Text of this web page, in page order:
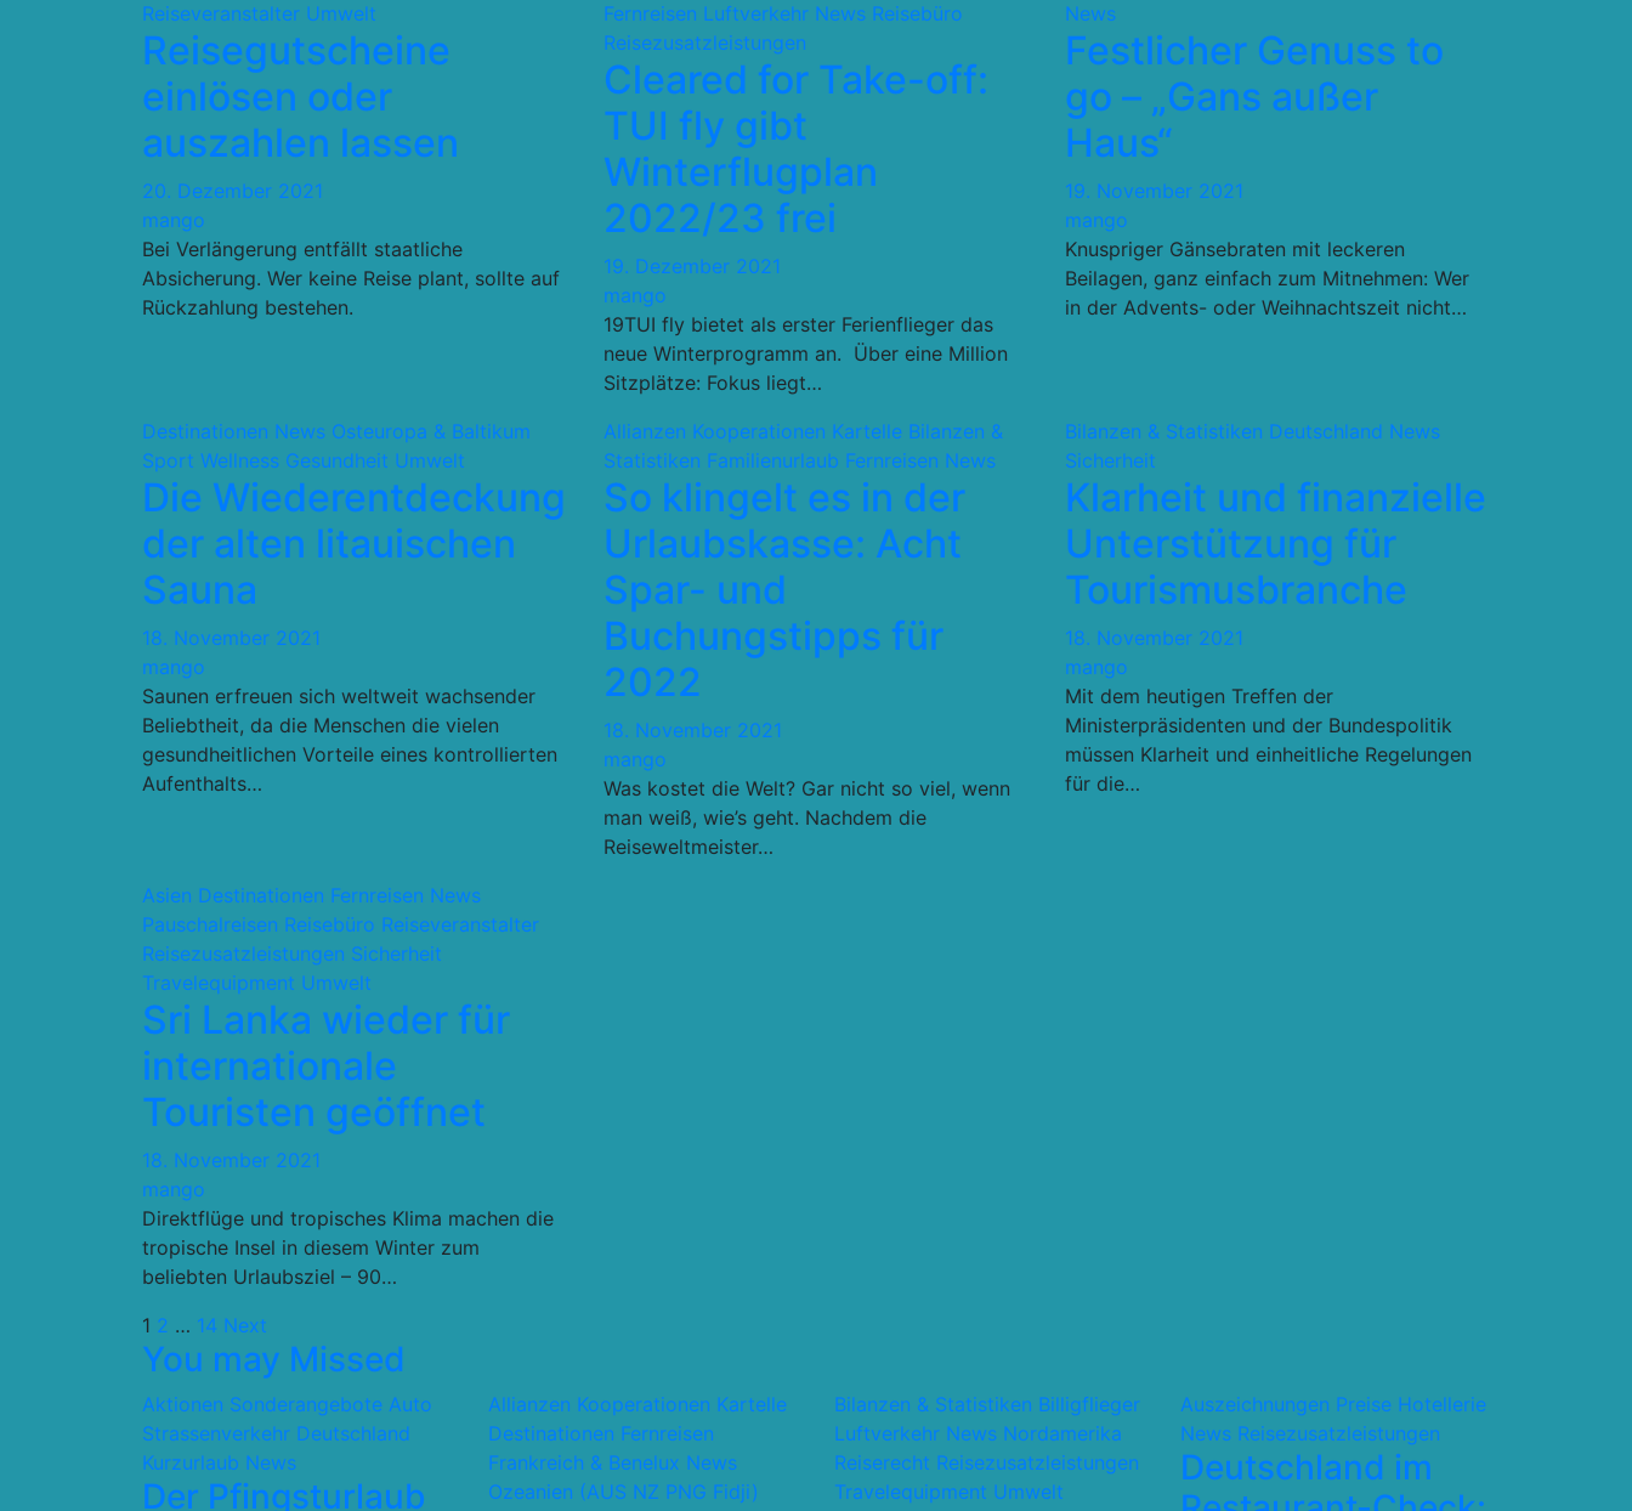
Reiseveranstalter Umwelt
Reisegutscheine
einlösen oder
auszahlen lassen
20. Dezember 2021
mango
Bei Verlängerung entfällt staatliche
Absicherung. Wer keine Reise plant, sollte auf
Rückzahlung bestehen.
Fernreisen Luftverkehr News Reisebüro
Reisezusatzleistungen
Cleared for Take-off:
TUI fly gibt
Winterflugplan
2022/23 frei
19. Dezember 2021
mango
19TUI fly bietet als erster Ferienflieger das
neue Winterprogramm an. Über eine Million
Sitzplätze: Fokus liegt…
News
Festlicher Genuss to
go – „Gans außer
Haus“
19. November 2021
mango
Knuspriger Gänsebraten mit leckeren
Beilagen, ganz einfach zum Mitnehmen: Wer
in der Advents- oder Weihnachtszeit nicht…
Destinationen News Osteuropa & Baltikum
Sport Wellness Gesundheit Umwelt
Die Wiederentdeckung
der alten litauischen
Sauna
18. November 2021
mango
Saunen erfreuen sich weltweit wachsender
Beliebtheit, da die Menschen die vielen
gesundheitlichen Vorteile eines kontrollierten
Aufenthalts…
Allianzen Kooperationen Kartelle Bilanzen &
Statistiken Familienurlaub Fernreisen News
So klingelt es in der
Urlaubskasse: Acht
Spar- und
Buchungstipps für
2022
18. November 2021
mango
Was kostet die Welt? Gar nicht so viel, wenn
man weiß, wie’s geht. Nachdem die
Reiseweltmeister…
Bilanzen & Statistiken Deutschland News
Sicherheit
Klarheit und finanzielle
Unterstützung für
Tourismusbranche
18. November 2021
mango
Mit dem heutigen Treffen der
Ministerpräsidenten und der Bundespolitik
müssen Klarheit und einheitliche Regelungen
für die…
Asien Destinationen Fernreisen News
Pauschalreisen Reisebüro Reiseveranstalter
Reisezusatzleistungen Sicherheit
Travelequipment Umwelt
Sri Lanka wieder für
internationale
Touristen geöffnet
18. November 2021
mango
Direktflüge und tropisches Klima machen die
tropische Insel in diesem Winter zum
beliebten Urlaubsziel – 90…
Seitennummerierung
der
Beiträge
1 2 … 14 Next
You may Missed
Aktionen Sonderangebote Auto
Strassenverkehr Deutschland
Kurzurlaub News
Der Pfingsturlaub
Allianzen Kooperationen Kartelle
Destinationen Fernreisen
Frankreich & Benelux News
Ozeanien (AUS NZ PNG Fidji)
Bilanzen & Statistiken Billigflieger
Luftverkehr News Nordamerika
Reiserecht Reisezusatzleistungen
Travelequipment Umwelt
Auszeichnungen Preise Hotellerie
News Reisezusatzleistungen
Deutschland im